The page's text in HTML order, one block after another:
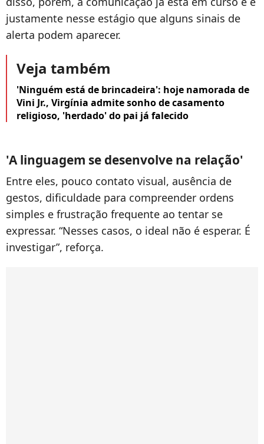
justamente nesse estágio que alguns sinais de
alerta podem aparecer.
Veja também
'Ninguém está de brincadeira': hoje namorada de
Vini Jr., Virgínia admite sonho de casamento
religioso, 'herdado' do pai já falecido
'A linguagem se desenvolve na relação'
Entre eles, pouco contato visual, ausência de
gestos, dificuldade para compreender ordens
simples e frustração frequente ao tentar se
expressar. “Nesses casos, o ideal não é esperar. É
investigar”, reforça.